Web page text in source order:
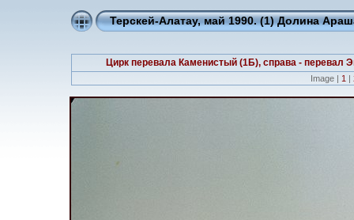
Терскей-Алатау, май 1990. (1) Долина
Цирк перевала Каменистый (1Б), справа - перевал
Image | 1 |